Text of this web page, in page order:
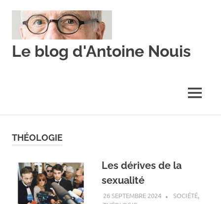
content
Le blog d'Antoine Nouis
MENU
THÉOLOGIE
Les dérives de la
sexualité
26 SEPTEMBRE 2024 ANTOINE NOUIS
SOCIÉTÉ,